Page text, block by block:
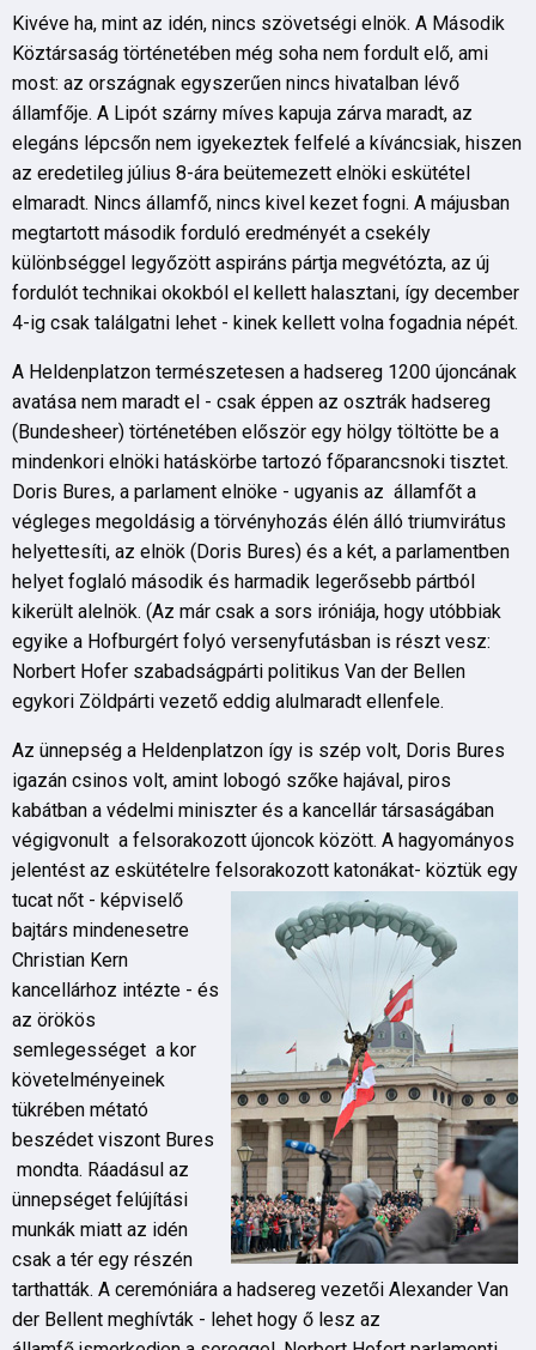
Kivéve ha, mint az idén, nincs szövetségi elnök. A Második
Köztársaság történetében még soha nem fordult elő, ami
most: az országnak egyszerűen nincs hivatalban lévő
államfője. A Lipót szárny míves kapuja zárva maradt, az
elegáns lépcsőn nem igyekeztek felfelé a kíváncsiak, hiszen
az eredetileg július 8-ára beütemezett elnöki eskütétel
elmaradt. Nincs államfő, nincs kivel kezet fogni. A májusban
megtartott második forduló eredményét a csekély
különbséggel legyőzött aspiráns pártja megvétózta, az új
fordulót technikai okokból el kellett halasztani, így december
4-ig csak találgatni lehet - kinek kellett volna fogadnia népét.
A Heldenplatzon természetesen a hadsereg 1200 újoncának
avatása nem maradt el - csak éppen az osztrák hadsereg
(Bundesheer) történetében először egy hölgy töltötte be a
mindenkori elnöki hatáskörbe tartozó főparancsnoki tisztet.
Doris Bures, a parlament elnöke - ugyanis az államfőt a
végleges megoldásig a törvényhozás élén álló triumvirátus
helyettesíti, az elnök (Doris Bures) és a két, a parlamentben
helyet foglaló második és harmadik legerősebb pártból
kikerült alelnök. (Az már csak a sors iróniája, hogy utóbbiak
egyike a Hofburgért folyó versenyfutásban is részt vesz:
Norbert Hofer szabadságpárti politikus Van der Bellen
egykori Zöldpárti vezető eddig alulmaradt ellenfele.
Az ünnepség a Heldenplatzon így is szép volt, Doris Bures
igazán csinos volt, amint lobogó szőke hajával, piros
kabátban a védelmi miniszter és a kancellár társaságában
végigvonult a felsorakozott újoncok között. A hagyományos
jelentést az eskütételre felsorakozott katonákat- köztük egy
tucat nőt - képviselő
bajtárs mindenesetre
Christian Kern
kancellárhoz intézte - és
az örökös
semlegességet a kor
követelményeinek
tükrében métató
beszédet viszont Bures
mondta. Ráadásul az
ünnepséget felújítási
munkák miatt az idén
csak a tér egy részén
tarthatták. A ceremóniára a hadsereg vezetői Alexander Van
der Bellent meghívták - lehet hogy ő lesz az